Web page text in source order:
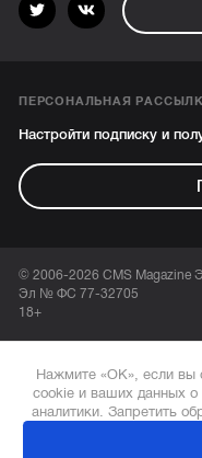
ПЕРСОНАЛЬНАЯ
Настройти подписку и
© 2006-2026 CMS Magazine
Эл № ФС 77-32705
18+
Нажмите «ОК», если вы
cookie и ваших данных о
аналитики. Запретить